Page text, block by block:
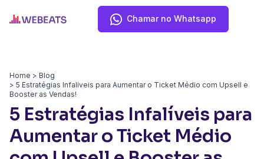
Chamar no Whatsapp
Home
Blog
5 Estratégias Infalíveis para Aumentar o Ticket Médio com Upsell e
Booster as Vendas!
5 Estratégias Infalíveis para
Aumentar o Ticket Médio